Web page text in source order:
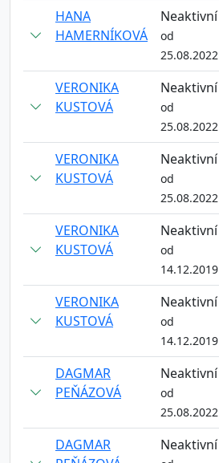
HANA
HAMERNÍKOVÁ
Neaktivní
od
25.08.2022
VERONIKA
KUSTOVÁ
Neaktivní
od
25.08.2022
VERONIKA
KUSTOVÁ
Neaktivní
od
25.08.2022
VERONIKA
KUSTOVÁ
Neaktivní
od
14.12.2019
VERONIKA
KUSTOVÁ
Neaktivní
od
14.12.2019
DAGMAR
PEŇÁZOVÁ
Neaktivní
od
25.08.2022
DAGMAR
Neaktivní